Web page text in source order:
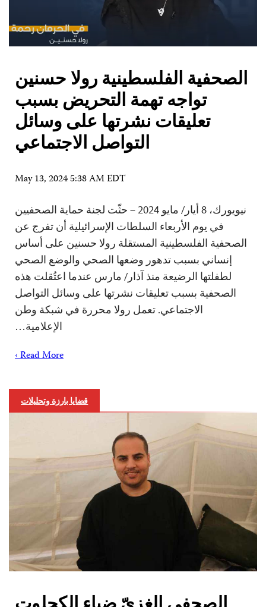
الصحفية الفلسطينية رولا حسنين
تواجه تهمة التحريض بسبب
تعليقات نشرتها على وسائل
التواصل الاجتماعي
May 13, 2024 5:38 AM EDT
نيويورك، 8 أيار/ مايو 2024 – حثّت لجنة حماية الصحفيين
في يوم الأربعاء السلطات الإسرائيلية أن تفرج عن
الصحفية الفلسطينية المستقلة رولا حسنين على أساس
إنساني بسبب تدهور وضعها الصحي والوضع الصحي
لطفلتها الرضيعة منذ آذار/ مارس عندما اعتُقلت هذه
الصحفية بسبب تعليقات نشرتها على وسائل التواصل
الاجتماعي. تعمل رولا محررة في شبكة وطن
الإعلامية…
Read More ›
قضايا بارزة وتحليلات